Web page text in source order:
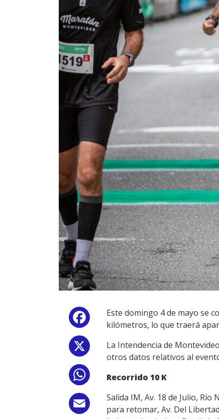
Facebook
WhatsApp
Email
Este domingo 4 de mayo se
kilómetros, lo que traerá
La Intendencia de
otros datos relativos al
Recorrido 10 K
Salida IM, Av. 18 de Julio,
para retomar, Av. Del